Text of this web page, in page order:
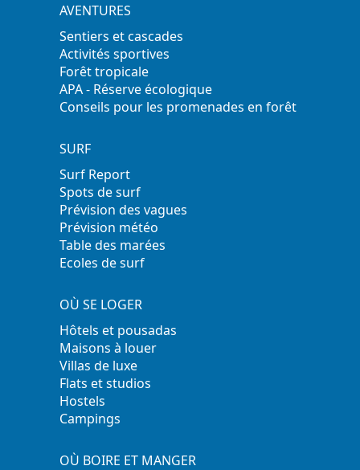
AVENTURES
Sentiers et cascades
Activités sportives
Forêt tropicale
APA - Réserve écologique
Conseils pour les promenades en forêt
SURF
Surf Report
Spots de surf
Prévision des vagues
Prévision météo
Table des marées
Ecoles de surf
OÙ SE LOGER
Hôtels et pousadas
Maisons à louer
Villas de luxe
Flats et studios
Hostels
Campings
OÙ BOIRE ET MANGER